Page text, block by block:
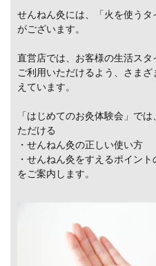
せんねん灸には、「火を使うタ
がございます。
直営店では、お客様の生活ス
ご利用いただけるよう、さま
えています。
「はじめてのお灸体験会」で
ただける
・せんねん灸の正しい使い方
・せんねん灸をすえるポイント
をご案内します。